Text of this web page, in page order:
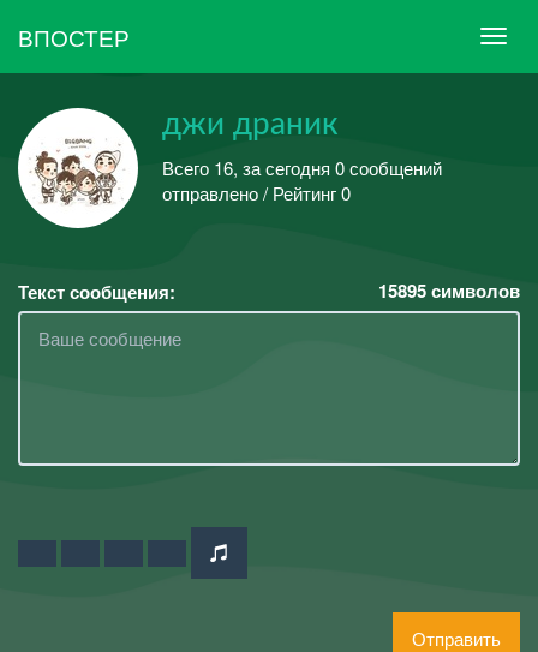
ВПОСТЕР
джи драник
Всего 16, за сегодня 0 сообщений
отправлено / Рейтинг 0
Текст сообщения: 15895символов
Отправить